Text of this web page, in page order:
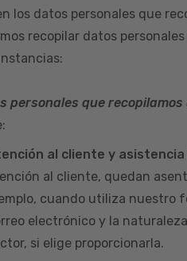
los datos personales que
recopilar datos
personales que
al cliente y
al cliente, quedan
cuando utiliza nuestro
electrónico y la
si elige proporcionarla.